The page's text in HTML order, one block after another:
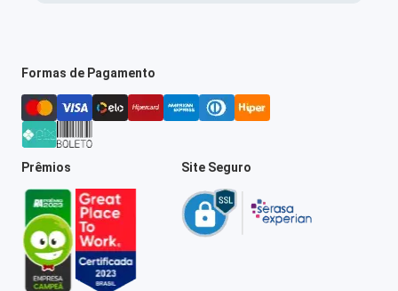
Formas de Pagamento
Prêmios Site Seguro